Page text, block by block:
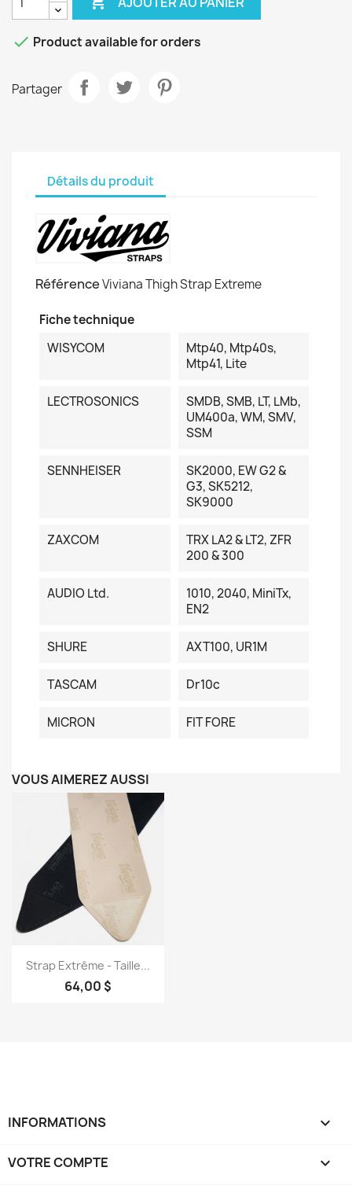
 Product available for orders
Partager
Détails du produit
RéférenceViviana Thigh Strap Extreme
Fiche technique
WISYCOM
Mtp40, Mtp40s,
Mtp41, Lite
LECTROSONICS
SMDB, SMB, LT, LMb,
UM400a, WM, SMV,
SSM
SENNHEISER
SK2000, EW G2 &
G3, SK5212,
SK9000
ZAXCOM
TRX LA2 & LT2, ZFR
200 & 300
AUDIO Ltd.
1010, 2040, MiniTx,
EN2
SHURE AXT100, UR1M
TASCAM Dr10c
MICRON FIT FORE
VOUS AIMEREZ AUSSI
Aperçu rapide
Strap Extrême - Taille...
64,00 $
INFORMATIONS 
VOTRE COMPTE 